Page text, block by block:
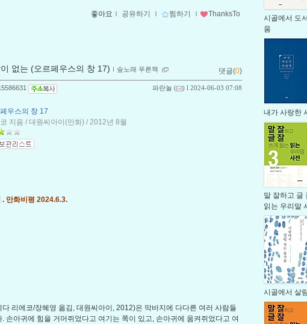
좋아요 ｌ 공유하기 ｌ 찜하기 ｌ ThanksTo
없는 (오르페우스의 창 17) ｌ 숲노래 푸른책 댓글(0)
파란놀 ( ) l 2024-06-03 07:08
우스의 창 17
지음 / 대원씨아이(만화) / 2012년 8월
. 만화비평 2024.6.3.
리에코/장혜영 옮김, 대원씨아이, 2012)은 막바지에 다다른 여러 사람들
손아귀에 힘을 거머쥐었다고 여기는 쪽이 있고, 손아귀에 움켜쥐었다고 여
시골에서 도
움
내가 사랑한
말 잘하고 글
읽는 우리말
시골에서 살